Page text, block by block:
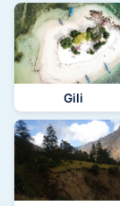
Gili